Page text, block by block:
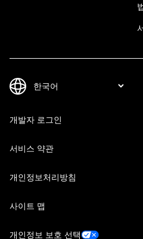
개발자 로그인
서비스 약관
개인정보처리방침
사이트 맵
개인정보 보호 선택